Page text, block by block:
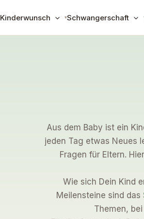
Kinderwunsch Schwangerschaft
Aus dem Baby ist ein
jeden Tag etwas Neues
Fragen für Eltern.
Wie sich Dein Kind
Meilensteine sind das
Themen,